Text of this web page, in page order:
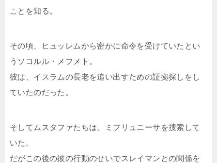
ことを知る。
その頃、ヒュッレムから密かに命令を受けていたとい
うソコルル・メフメト。
彼は、イスラムの長老を追い出すための証拠探しをし
ていたのだった。
そしてムスタファたちは、ミフリュニーサを捜索して
いた。
だがこの後の彼の行動のせいでスレイマンとの関係を